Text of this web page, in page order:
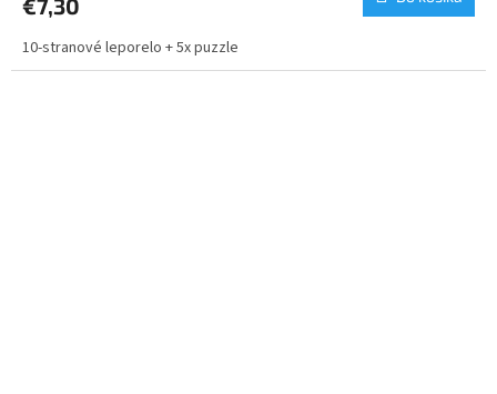
€7,30
10-stranové leporelo + 5x puzzle